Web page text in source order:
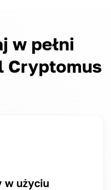
w pełni
Cryptomus
w użyciu